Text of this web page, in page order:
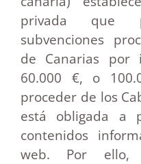
privada que
subvenciones
de Canarias por
60.000 €, o
proceder de los
está obligada a
contenidos
web. Por ello,